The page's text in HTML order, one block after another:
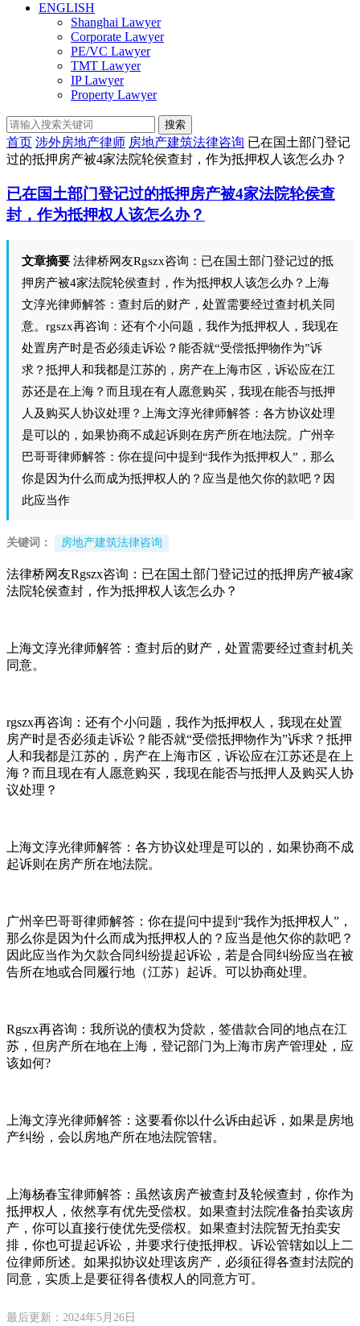
ENGLISH
Shanghai Lawyer
Corporate Lawyer
PE/VC Lawyer
TMT Lawyer
IP Lawyer
Property Lawyer
搜索
首页 涉外房地产律师 房地产建筑法律咨询 已在国土部门登记
过的抵押房产被4家法院轮侯查封，作为抵押权人该怎么办？
已在国土部门登记过的抵押房产被4家法院轮侯查
封，作为抵押权人该怎么办？
文章摘要 法律桥网友Rgszx咨询：已在国土部门登记过的抵
押房产被4家法院轮侯查封，作为抵押权人该怎么办？上海
文淳光律师解答：查封后的财产，处置需要经过查封机关同
意。rgszx再咨询：还有个小问题，我作为抵押权人，我现在
处置房产时是否必须走诉讼？能否就“受偿抵押物作为”诉
求？抵押人和我都是江苏的，房产在上海市区，诉讼应在江
苏还是在上海？而且现在有人愿意购买，我现在能否与抵押
人及购买人协议处理？上海文淳光律师解答：各方协议处理
是可以的，如果协商不成起诉则在房产所在地法院。广州辛
巴哥哥律师解答：你在提问中提到“我作为抵押权人”，那么
你是因为什么而成为抵押权人的？应当是他欠你的款吧？因
此应当作
关键词： 房地产建筑法律咨询
法律桥网友Rgszx咨询：已在国土部门登记过的抵押房产被4家
法院轮侯查封，作为抵押权人该怎么办？
上海文淳光律师解答：查封后的财产，处置需要经过查封机关
同意。
rgszx再咨询：还有个小问题，我作为抵押权人，我现在处置
房产时是否必须走诉讼？能否就“受偿抵押物作为”诉求？抵押
人和我都是江苏的，房产在上海市区，诉讼应在江苏还是在上
海？而且现在有人愿意购买，我现在能否与抵押人及购买人协
议处理？
上海文淳光律师解答：各方协议处理是可以的，如果协商不成
起诉则在房产所在地法院。
广州辛巴哥哥律师解答：你在提问中提到“我作为抵押权人”，
那么你是因为什么而成为抵押权人的？应当是他欠你的款吧？
因此应当作为欠款合同纠纷提起诉讼，若是合同纠纷应当在被
告所在地或合同履行地（江苏）起诉。可以协商处理。
Rgszx再咨询：我所说的债权为贷款，签借款合同的地点在江
苏，但房产所在地在上海，登记部门为上海市房产管理处，应
该如何?
上海文淳光律师解答：这要看你以什么诉由起诉，如果是房地
产纠纷，会以房地产所在地法院管辖。
上海杨春宝律师解答：虽然该房产被查封及轮候查封，你作为
抵押权人，依然享有优先受偿权。如果查封法院准备拍卖该房
产，你可以直接行使优先受偿权。如果查封法院暂无拍卖安
排，你也可提起诉讼，并要求行使抵押权。诉讼管辖如以上二
位律师所述。如果拟协议处理该房产，必须征得各查封法院的
同意，实质上是要征得各债权人的同意方可。
最后更新：2024年5月26日